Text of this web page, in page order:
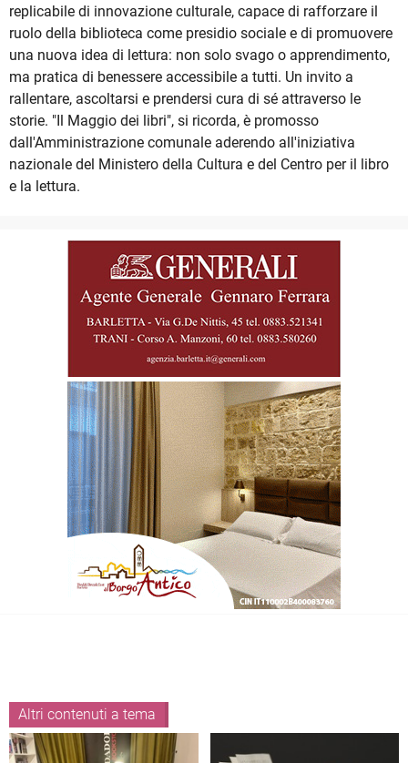
replicabile di innovazione culturale, capace di rafforzare il
ruolo della biblioteca come presidio sociale e di promuovere
una nuova idea di lettura: non solo svago o apprendimento,
ma pratica di benessere accessibile a tutti. Un invito a
rallentare, ascoltarsi e prendersi cura di sé attraverso le
storie. "Il Maggio dei libri", si ricorda, è promosso
dall'Amministrazione comunale aderendo all'iniziativa
nazionale del Ministero della Cultura e del Centro per il libro
e la lettura.
Altri contenuti a tema